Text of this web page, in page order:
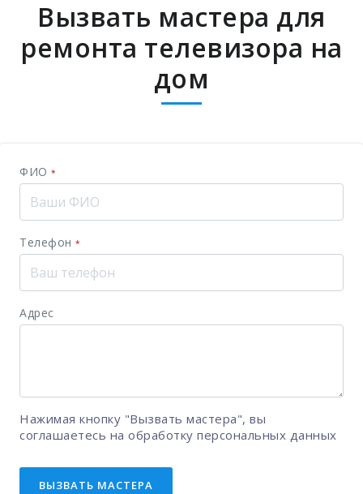
Вызвать мастера для
ремонта телевизора на
дом
ФИО *
Телефон *
Адрес
Нажимая кнопку "Вызвать мастера", вы
соглашаетесь на обработку персональных данных
ВЫЗВАТЬ МАСТЕРА